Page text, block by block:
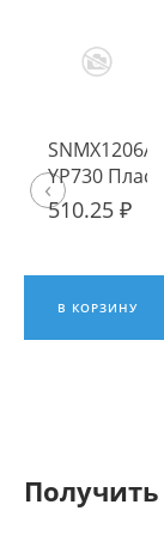
YP730
510.25 ₽
В КОРЗИНУ
‹